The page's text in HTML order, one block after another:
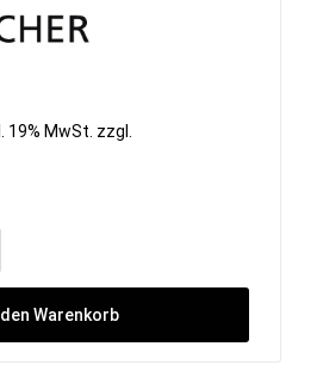
19% MwSt. zzgl.
den Warenkorb